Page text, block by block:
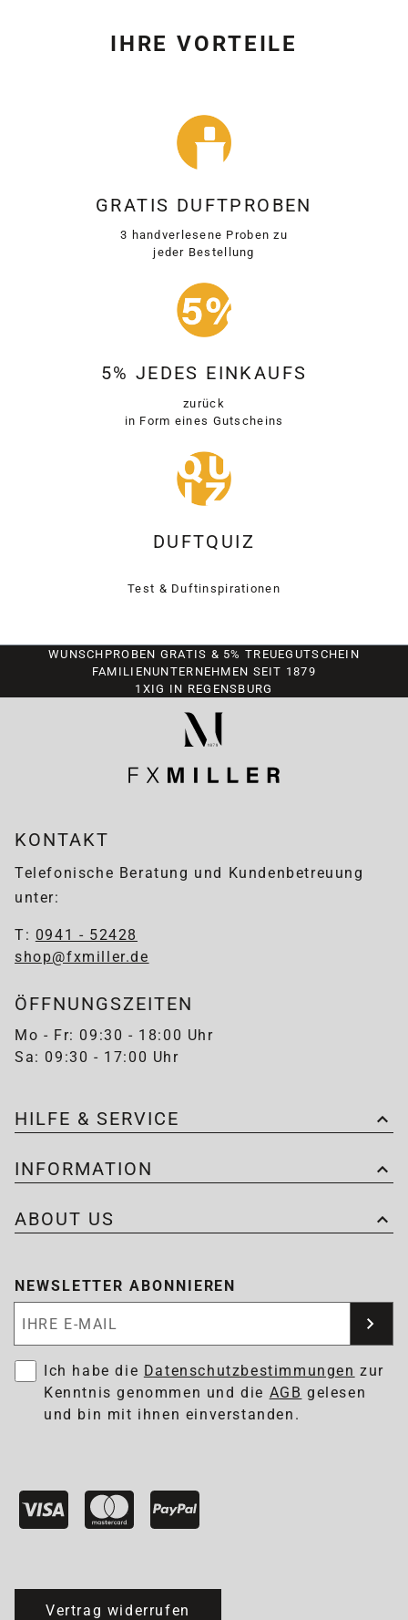
IHRE VORTEILE
GRATIS DUFTPROBEN
3 handverlesene Proben zu
jeder Bestellung
5% JEDES EINKAUFS
zurück
in Form eines Gutscheins
DUFTQUIZ
Test & Duftinspirationen
WUNSCHPROBEN GRATIS & 5% TREUEGUTSCHEIN
FAMILIENUNTERNEHMEN SEIT 1879
1XIG IN REGENSBURG
KONTAKT
Telefonische Beratung und Kundenbetreuung
unter:
T: 0941 - 52428
shop@fxmiller.de
ÖFFNUNGSZEITEN
Mo - Fr: 09:30 - 18:00 Uhr
Sa: 09:30 - 17:00 Uhr
HILFE & SERVICE
INFORMATION
ABOUT US
NEWSLETTER ABONNIEREN
Ich habe die Datenschutzbestimmungen zur
Kenntnis genommen und die AGB gelesen
und bin mit ihnen einverstanden.
Vertrag widerrufen